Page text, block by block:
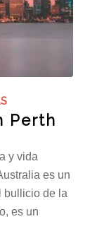
Perth
y vida
es un
bullicio de la
es un